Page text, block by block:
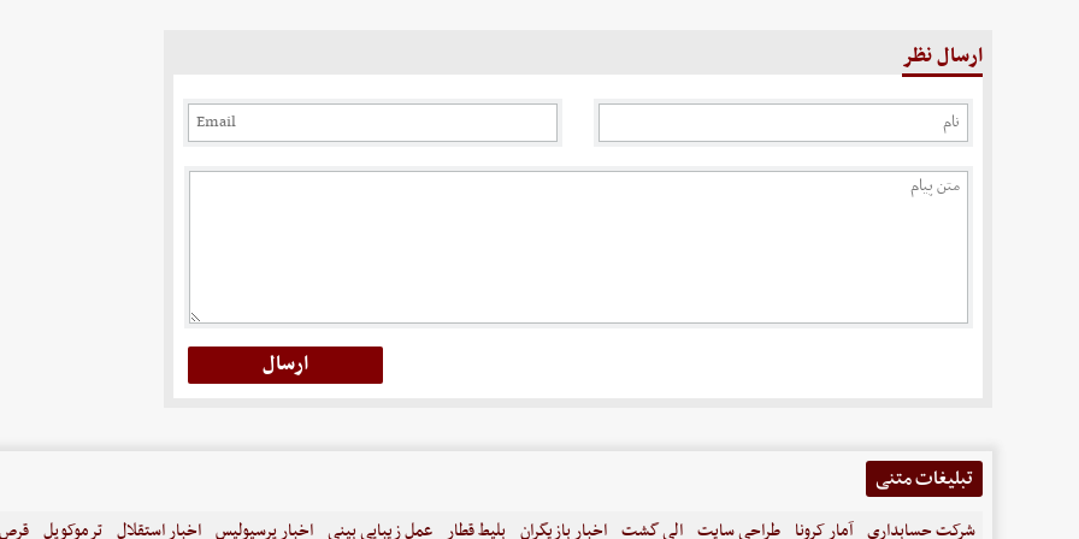
ارسال نظر
تبلیغات متنی
شرکت حسابداری آمار کرونا طراحی سایت الی گشت اخبار بازیگران بلیط قطار عمل زیبایی بینی اخبار پرسپولیس اخبار استقلال ترموکوپل قرص